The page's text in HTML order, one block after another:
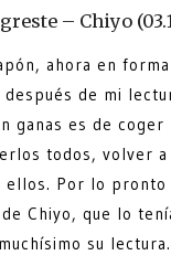
– Chiyo
ahora en
después de mi
ganas es de
todos, volver
ellos. Por lo pronto
Chiyo, que lo
su lectura.